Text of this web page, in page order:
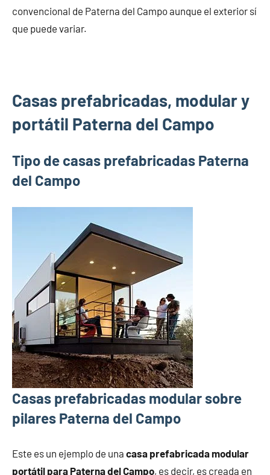
convencional de Paterna del Campo aunque el exterior sí
que puede variar.
Casas prefabricadas, modular y
portátil Paterna del Campo
Tipo de casas prefabricadas Paterna
del Campo
Casas prefabricadas modular sobre
pilares Paterna del Campo
Este es un ejemplo de una casa prefabricada modular
portátil para Paterna del Campo, es decir, es creada en